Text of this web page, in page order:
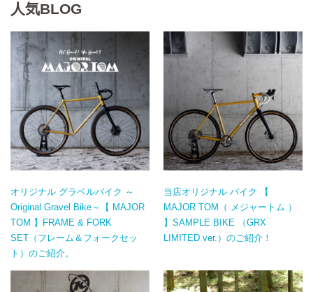
人気BLOG
オリジナル グラベルバイク ～
Original Gravel Bike～【 MAJOR
TOM 】FRAME & FORK
SET（フレーム＆フォークセッ
ト）のご紹介。
当店オリジナル バイク 【
MAJOR TOM（ メジャートム ）
】SAMPLE BIKE （GRX
LIMITED ver.）のご紹介！